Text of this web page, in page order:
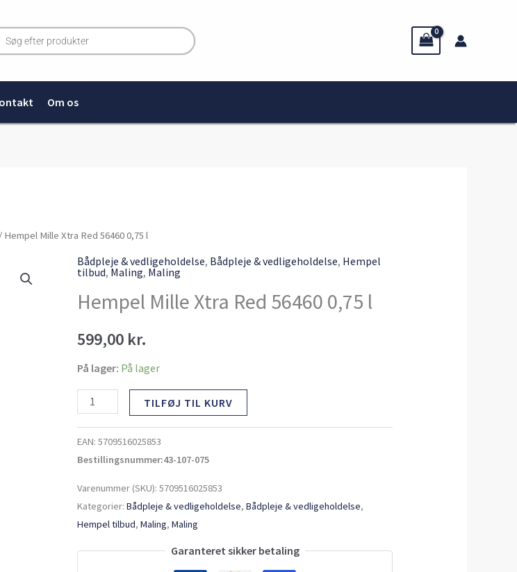
Om os
/ Hempel Mille Xtra Red 56460 0,75 l
Bådpleje & vedligeholdelse, Bådpleje & vedligeholdelse, Hempel
tilbud, Maling, Maling
Hempel Mille Xtra Red 56460 0,75 l
599,00 kr.
På lager: På lager
Hempel
Mille
Xtra
Red
0,75
antal
TILFØJ TIL KURV
EAN:5709516025853
Bestillingsnummer:43-107-075
Varenummer (SKU):5709516025853
Kategorier:Bådpleje & vedligeholdelse,Bådpleje & vedligeholdelse,
Hempel tilbud,Maling,Maling
Garanteret sikker betaling